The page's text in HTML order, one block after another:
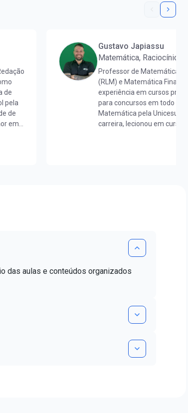
de
pela
de
em
Gustavo Japiassu
Matemática, Raciocínio
Professor de Matemática,
(RLM) e Matemática
experiência em cursos pré-
para concursos em todo o
Matemática pela
carreira, lecionou em cursos
das aulas e conteúdos organizados